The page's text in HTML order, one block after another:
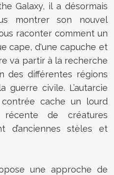
Galaxy, il a désormais
montrer son nouvel
raconter comment un
cape, d'une capuche et
va partirà la recherche
des différentes régions
guerre civile. L’autarcie
cache un lourd
récente de créatures
d’anciennes stèles et
une approche de